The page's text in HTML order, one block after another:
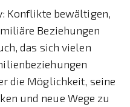
Konflikte bewältigen,
Beziehungen
das sich vielen
die Möglichkeit, seine
und neue Wege zu